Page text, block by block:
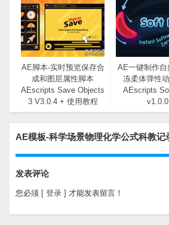
AE脚本-实时预览保存合
成和图层属性脚本
AEscripts Save Objects
3 V3.0.4 + 使用教程
AE一键制作自
冻柔体弹性
AEscripts
v1.0.0
AE模板-科学场景物理化学公式科教
发表评论
您必须 [ 登录 ] 才能发表留言！